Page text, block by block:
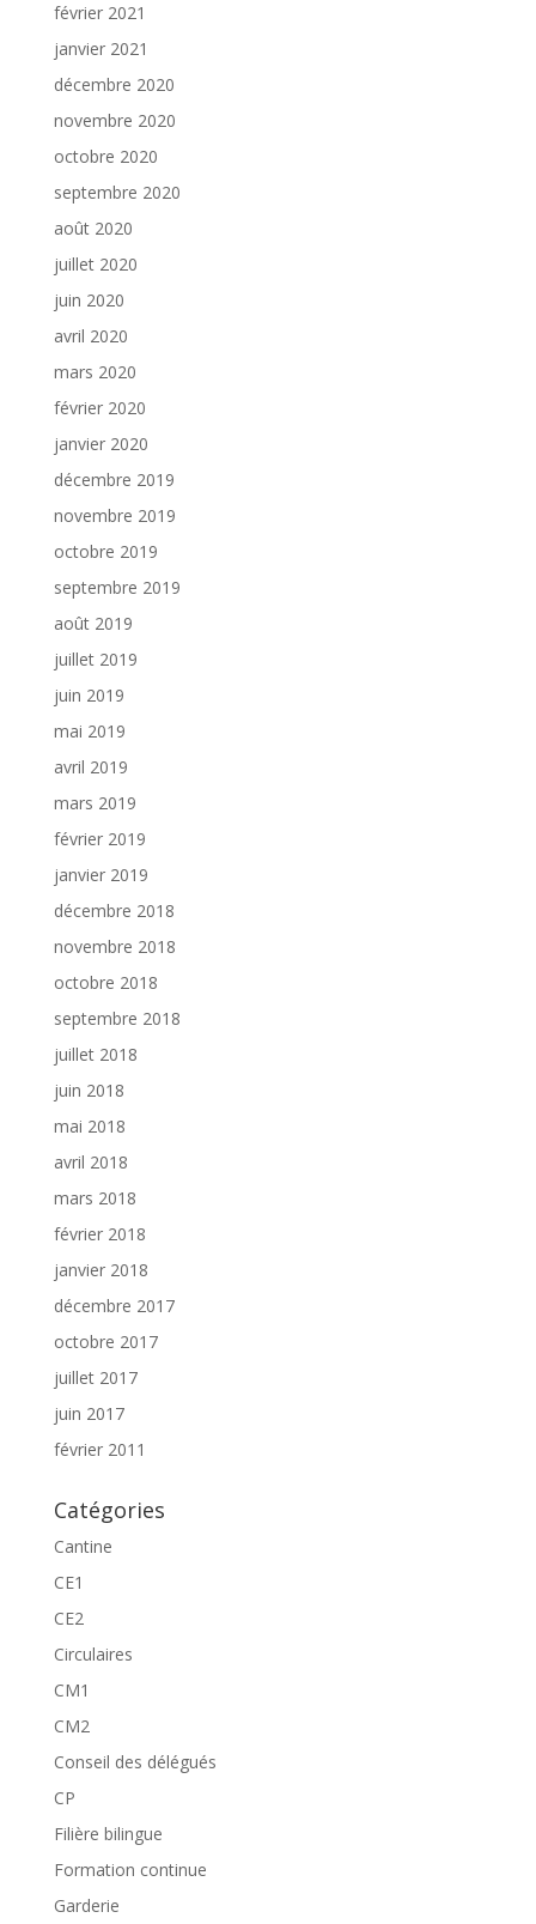
février 2021
janvier 2021
décembre 2020
novembre 2020
octobre 2020
septembre 2020
août 2020
juillet 2020
juin 2020
avril 2020
mars 2020
février 2020
janvier 2020
décembre 2019
novembre 2019
octobre 2019
septembre 2019
août 2019
juillet 2019
juin 2019
mai 2019
avril 2019
mars 2019
février 2019
janvier 2019
décembre 2018
novembre 2018
octobre 2018
septembre 2018
juillet 2018
juin 2018
mai 2018
avril 2018
mars 2018
février 2018
janvier 2018
décembre 2017
octobre 2017
juillet 2017
juin 2017
février 2011
Catégories
Cantine
CE1
CE2
Circulaires
CM1
CM2
Conseil des délégués
CP
Filière bilingue
Formation continue
Garderie